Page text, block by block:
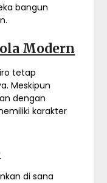
bangun
Modern
tetap
Meskipun
dengan
karakter
di sana